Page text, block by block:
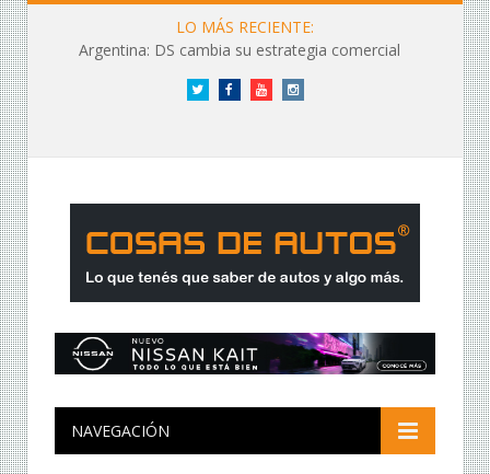
LO MÁS RECIENTE:
Argentina: DS cambia su estrategia comercial
Twitter FacebookYouTubeInstagram
NAVEGACIÓN